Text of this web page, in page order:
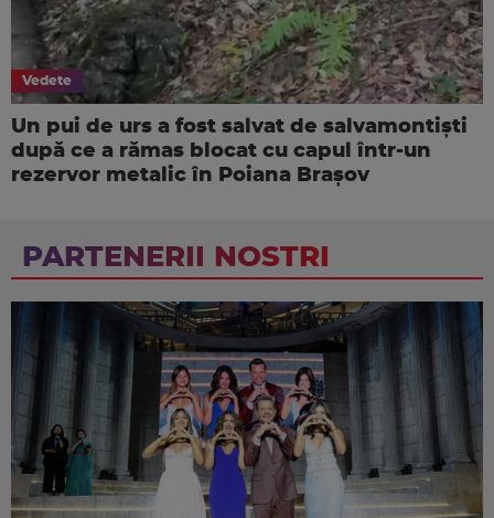
Vedete
Un pui de urs a fost salvat de salvamontiști
după ce a rămas blocat cu capul într-un
rezervor metalic în Poiana Brașov
PARTENERII NOSTRI